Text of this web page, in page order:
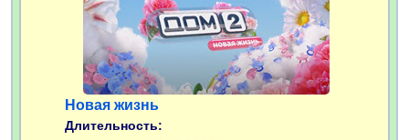
Новая жизнь
Длительность: